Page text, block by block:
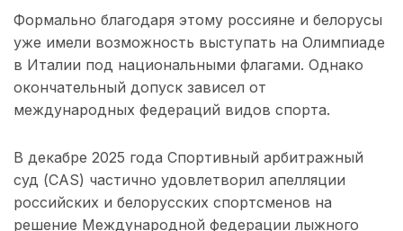
Формально благодаря этому россияне и белорусы
уже имели возможность выступать на Олимпиаде
в Италии под национальными флагами. Однако
окончательный допуск зависел от
международных федераций видов спорта.
В декабре 2025 года Спортивный арбитражный
суд (CAS) частично удовлетворил апелляции
российских и белорусских спортсменов на
решение Международной федерации лыжного